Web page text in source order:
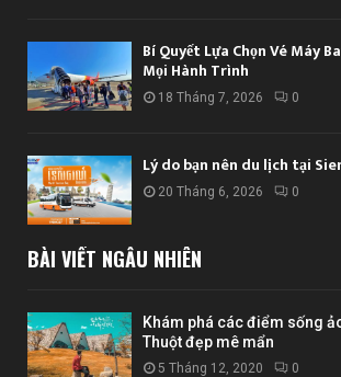
Bí Quyết Lựa Chọn Vé Máy
Mọi Hành Trình
18 Tháng 7, 2026 0
Lý do bạn nên du lịch tại
20 Tháng 6, 2026 0
BÀI VIẾT NGẪU NHIÊN
Khám phá các điểm sống
Thuột đẹp mê mẩn
5 Tháng 12, 2020 0